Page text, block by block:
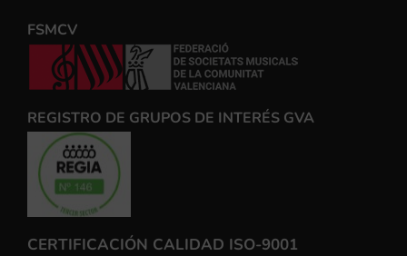
FSMCV
REGISTRO DE GRUPOS DE INTERÉS GVA
CERTIFICACIÓN CALIDAD ISO-9001